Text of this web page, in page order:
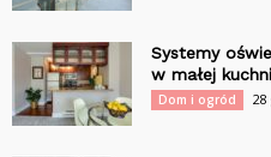
Systemy
w małej kuchni
Dom i ogród